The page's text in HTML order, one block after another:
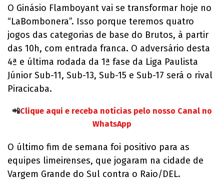
O Ginásio Flamboyant vai se transformar hoje no
“LaBombonera”. Isso porque teremos quatro
jogos das categorias de base do Brutos, à partir
das 10h, com entrada franca. O adversário desta
4ª e última rodada da 1ª fase da Liga Paulista
Júnior Sub-11, Sub-13, Sub-15 e Sub-17 será o rival
Piracicaba.
📲Clique aqui e receba notícias pelo nosso Canal no
WhatsApp
O último fim de semana foi positivo para as
equipes limeirenses, que jogaram na cidade de
Vargem Grande do Sul contra o Raio/DEL.